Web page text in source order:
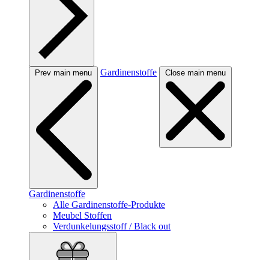
Prev main menu Gardinenstoffe Close main menu
Gardinenstoffe
Alle Gardinenstoffe-Produkte
Meubel Stoffen
Verdunkelungsstoff / Black out